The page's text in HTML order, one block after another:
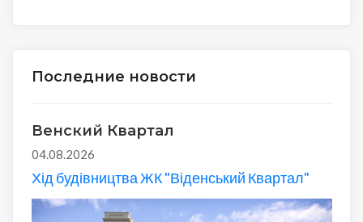
Последние новости
Венский Квартал
04.08.2026
Хід будівництва ЖК "Віденський Квартал"